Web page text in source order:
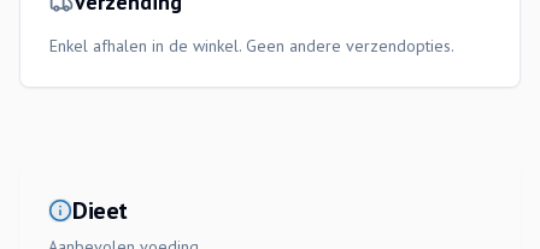
Enkel afhalen in de winkel. Geen andere verzendopties.
Dieet